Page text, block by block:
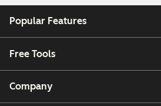
Popular Features
Free Tools
Company